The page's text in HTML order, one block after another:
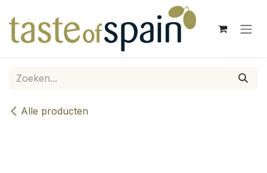
Alle producten